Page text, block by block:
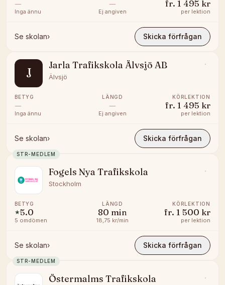
—
Inga ännu
—
Ej angiven
fr. 1 495 kr
per lektion
Se skolan› Skicka förfrågan
J
Jarla Trafikskola Älvsjö AB
Älvsjö
BETYG
—
Inga ännu
LÄNGD
—
Ej angiven
KÖRLEKTION
fr. 1 495 kr
per lektion
Se skolan› Skicka förfrågan
STR-MEDLEM
Fogels Nya Trafikskola
Stockholm
BETYG
★5.0
5 omdömen
LÄNGD
80 min
18,75 kr/min
KÖRLEKTION
fr. 1 500 kr
per lektion
Se skolan› Skicka förfrågan
STR-MEDLEM
Östermalms Trafikskola